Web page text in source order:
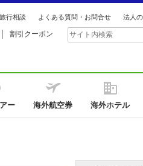
行相談 よくある質問・お問合せ 法人
割引クーポン
ー 海外航空券 海外ホテル